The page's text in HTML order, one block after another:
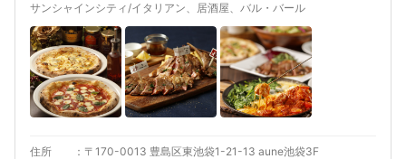
サンシャインシティ/イタリアン、居酒屋、バル・バール
住所
〒170-0013 豊島区東池袋1-21-13 aune池袋3F